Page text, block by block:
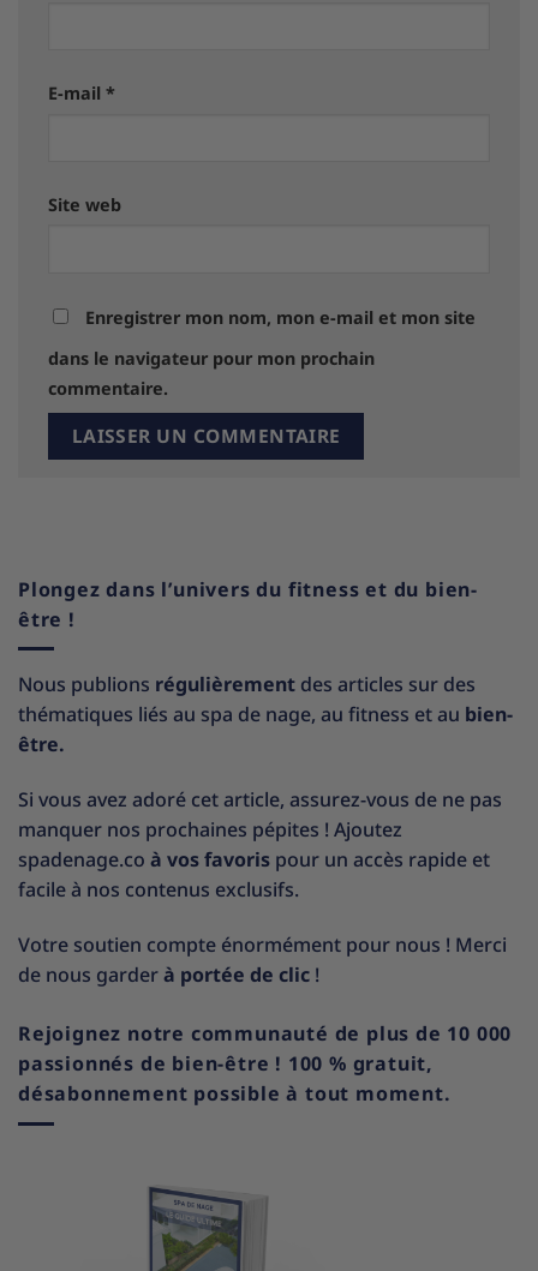
E-mail *
Site web
Enregistrer mon nom, mon e-mail et mon site
dans le navigateur pour mon prochain
commentaire.
Plongez dans l’univers du fitness et du bien-
être !
Nous publions régulièrement des articles sur des
thématiques liés au spa de nage, au fitness et au bien-
être.
Si vous avez adoré cet article, assurez-vous de ne pas
manquer nos prochaines pépites ! Ajoutez
spadenage.co à vos favoris pour un accès rapide et
facile à nos contenus exclusifs.
Votre soutien compte énormément pour nous ! Merci
de nous garderà portée de clic !
Rejoignez notre communauté de plus de 10 000
passionnés de bien-être ! 100 % gratuit,
désabonnement possible à tout moment.